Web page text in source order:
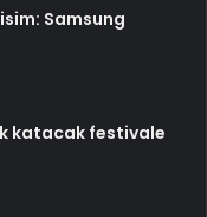
Samsung
katacak festivale